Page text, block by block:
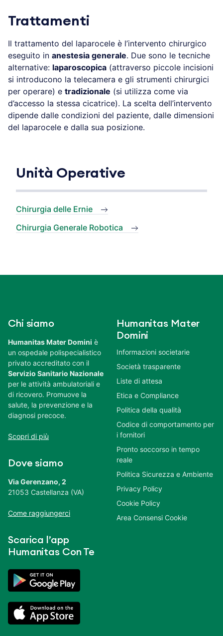
Trattamenti
Il trattamento del laparocele è l’intervento chirurgico
eseguito in anestesia generale. Due sono le tecniche
alternative: laparoscopica (attraverso piccole incisioni
si introducono la telecamera e gli strumenti chirurgici
per operare) e tradizionale (si utilizza come via
d’accesso la stessa cicatrice). La scelta dell’intervento
dipende dalle condizioni del paziente, dalle dimensioni
del laparocele e dalla sua posizione.
Unità Operative
Chirurgia delle Ernie
Chirurgia Generale Robotica
Chi siamo
Humanitas Mater Domini è
un ospedale polispecialistico
privato accreditato con il
Servizio Sanitario Nazionale
per le attività ambulatoriali e
di ricovero. Promuove la
salute, la prevenzione e la
diagnosi precoce.
Scopri di più
Dove siamo
Via Gerenzano, 2
21053 Castellanza (VA)
Come raggiungerci
Scarica l’app
Humanitas Con Te
Humanitas Mater
Domini
Informazioni societarie
Società trasparente
Liste di attesa
Etica e Compliance
Politica della qualità
Codice di comportamento per
i fornitori
Pronto soccorso in tempo
reale
Politica Sicurezza e Ambiente
Privacy Policy
Cookie Policy
Area Consensi Cookie